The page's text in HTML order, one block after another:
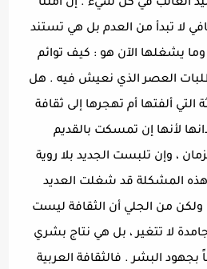
الغالب في كل شيء . إن أمتنا
لا تبدأ من العدم بل هي تستند
وما يشغلها الآن هو : كيف توائم
العصر الذي نعيش فيه . هل
التي ألفتها أم تهجرها إلى ثقافة
لأنها إن تمسكت بالقديم
، وإن تلبست الجديد بلا روية
المشكلة قد شغلت العديد
ولكن من الجلي أن الثقافة ليست
لا تتغير ، بل هي نتاج بشري
بجهود البشر . فالثقافة العربية